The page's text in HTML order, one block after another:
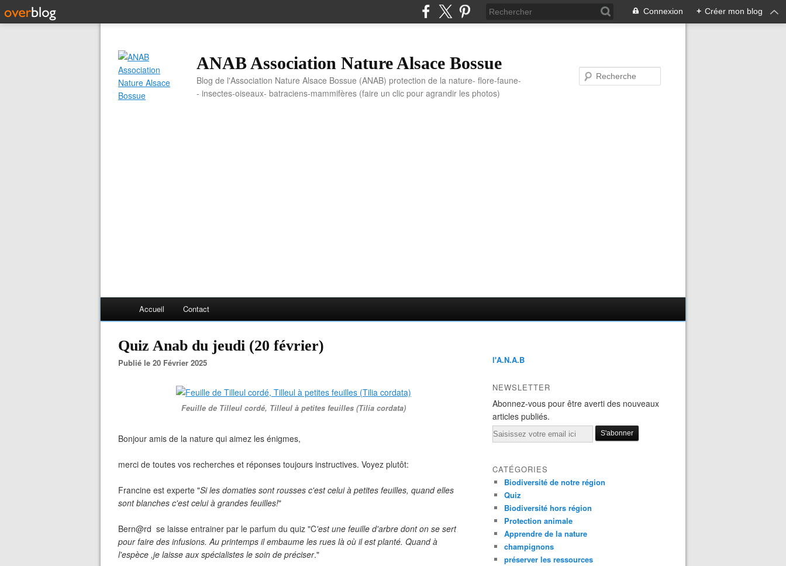
Connexion + Créer mon blog
ANAB Association Nature Alsace Bossue
Blog de l'Association Nature Alsace Bossue (ANAB) protection de la nature- flore-faune-
- insectes-oiseaux- batraciens-mammifères (faire un clic pour agrandir les photos)
Accueil Contact
Quiz Anab du jeudi (20 février)
Publié le 20 Février 2025
Feuille de Tilleul cordé, Tilleul à petites feuilles (Tilia cordata)
Bonjour amis de la nature qui aimez les énigmes,
merci de toutes vos recherches et réponses toujours instructives. Voyez plutôt:
Francine est experte "Si les domaties sont rousses c'est celui à petites feuilles, quand elles
sont blanches c'est celui à grandes feuilles!"
Bern@rd se laisse entrainer par le parfum du quiz "C'est une feuille d'arbre dont on se sert
pour faire des infusions. Au printemps il embaume les rues là où il est planté. Quand à
l'espèce ,je laisse aux spécialistes le soin de préciser."
l'A.N.A.B
NEWSLETTER
Abonnez-vous pour être averti des nouveaux
articles publiés.
Email
CATÉGORIES
Biodiversité de notre région
Quiz
Biodiversité hors région
Protection animale
Apprendre de la nature
champignons
préserver les ressources